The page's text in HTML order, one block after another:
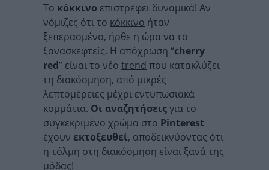
Το κόκκινο επιστρέφει δυναμικά! Αν
νόμιζες ότι το κόκκινο ήταν
ξεπερασμένο, ήρθε η ώρα να το
ξανασκεφτείς. Η απόχρωση “cherry
red” είναι το νέο trend που κατακλύζει
τη διακόσμηση, από μικρές
λεπτομέρειες μέχρι εντυπωσιακά
κομμάτια. Οι αναζητήσειςγια το
συγκεκριμένο χρώμα στο Pinterest
έχουν εκτοξευθεί, αποδεικνύοντας ότι
η τόλμη στη διακόσμηση είναι ξανά της
μόδας!